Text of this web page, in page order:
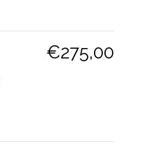
€275,00